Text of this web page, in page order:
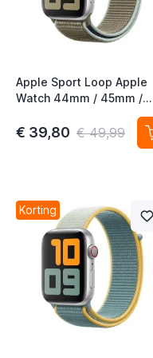
Apple Sport Loop Apple
Watch 44mm / 45mm /
€ 39,80 € 49,99
Korting